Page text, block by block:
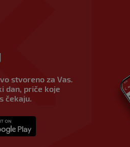
stvoreno za Vas.
dan, priče koje
čekaju.